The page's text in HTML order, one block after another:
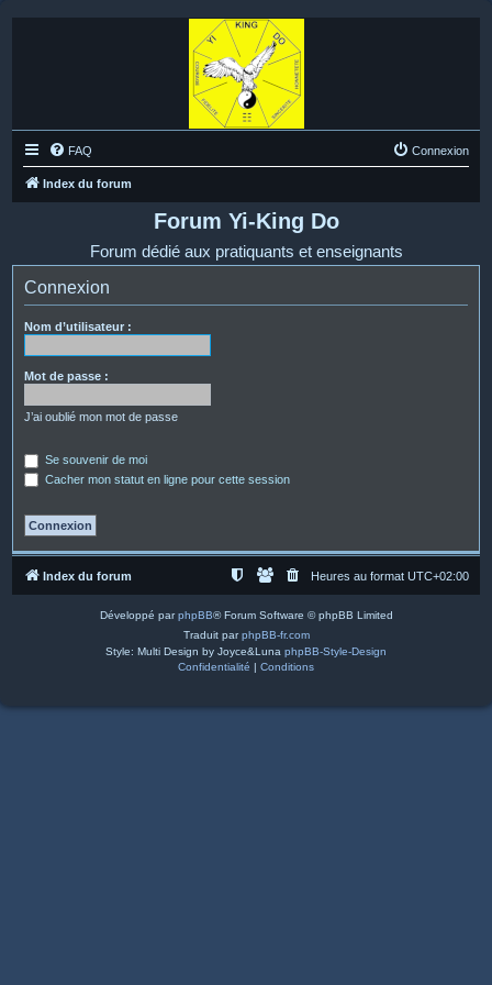
FAQ Connexion
Index du forum
Forum Yi-King Do
Forum dédié aux pratiquants et enseignants
Connexion
Nom d’utilisateur :
Mot de passe :
J’ai oublié mon mot de passe
Se souvenir de moi
Cacher mon statut en ligne pour cette session
Index du forum Heures au format UTC+02:00
Développé parphpBB® Forum Software © phpBB Limited
Traduit parphpBB-fr.com
Style: Multi Design by Joyce&Luna phpBB-Style-Design
Confidentialité | Conditions